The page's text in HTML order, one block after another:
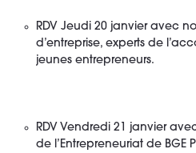
RDV Jeudi 20 janvier avec
d’entreprise, experts de
jeunes entrepreneurs.
RDV Vendredi 21 janvier
de l’Entrepreneuriat de BGE